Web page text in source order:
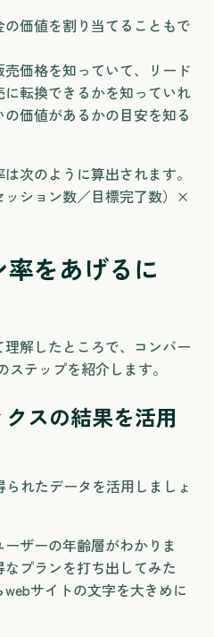
価値を割り当てることもで
価格を知っていて、リード
に転換できるかを知っていれ
価値があるかの目安を知る
次のように算出されます。
ション数／目標完了数）×
をあげるに
解したところで、コンバー
テップを紹介します。
スの結果を活用
れたデータを活用しましょ
ザーの年齢層がわかりま
プランを打ち出してみた
サイトの文字を大きめに